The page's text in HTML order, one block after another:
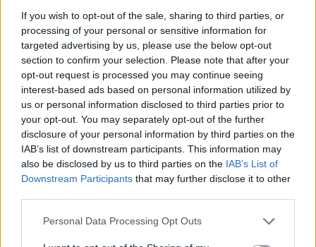
If you wish to opt-out of the sale, sharing to third parties, or
processing of your personal or sensitive information for
targeted advertising by us, please use the below opt-out
section to confirm your selection. Please note that after your
opt-out request is processed you may continue seeing
interest-based ads based on personal information utilized by
us or personal information disclosed to third parties prior to
your opt-out. You may separately opt-out of the further
disclosure of your personal information by third parties on the
IAB’s list of downstream participants. This information may
also be disclosed by us to third parties on the IAB’s List of
Downstream Participants that may further disclose it to other
Personal Data Processing Opt Outs
administruoti Kultūros ministeriją, kuri veda
pagrindinę kultūros politiką“, – taip atsakė
I.Adomavičius.
Kiek reikės laiko susitaikyti su kultūros
bendruomene? Ministras tik trumpai
tarstelėjo, kad tai parodys laikas.
Jis sulaukė ir klausimo, ar, pamatęs visas
žmonių reakcijas, nesigaili pasiryžęs tokiam